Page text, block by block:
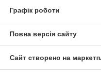
Графік роботи
Повна версія сайту
Сайт створено на